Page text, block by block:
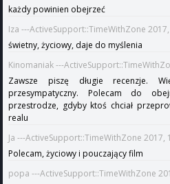
każdy powinien obejrzeć
Iza ---ActiveSupport::TimeWithZone
świetny, życiowy, daje do myślenia
Kinomaniak ---
Zawsze piszę długie recenzje.
przesympatyczny. Polecam do
przestrodze, gdyby ktoś chciał
realu
Ja ---ActiveSupport::TimeWithZone 2017,
Polecam, życiowy i pouczający film
popa ---ActiveSupport::TimeWithZone